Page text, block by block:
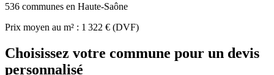
536 communes en Haute-Saône
Prix moyen au m² : 1 322 € (DVF)
Choisissez votre commune pour un devis
personnalisé